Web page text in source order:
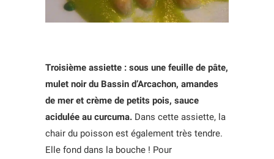
Troisième assiette : sous une feuille de pâte,
mulet noir du Bassin d’Arcachon, amandes
de mer et crème de petits pois, sauce
acidulée au curcuma. Dans cette assiette, la
chair du poisson est également très tendre.
Elle fond dans la bouche ! Pour